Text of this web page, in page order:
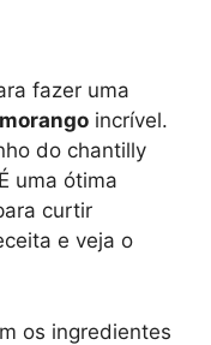
fazer uma
incrível.
do chantilly
uma ótima
curtir
e veja o
os ingredientes